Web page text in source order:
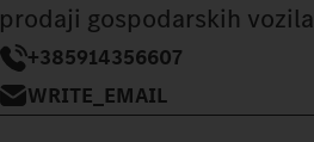
prodaji gospodarskih vozila
+385914356607
WRITE_EMAIL